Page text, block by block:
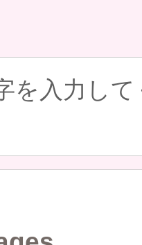
を入力し